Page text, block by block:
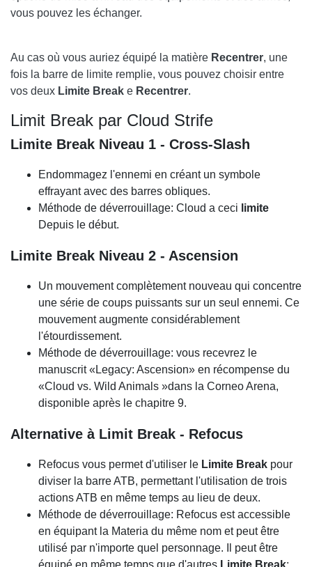
vous pouvez les échanger.
Au cas où vous auriez équipé la matière Recentrer, une
fois la barre de limite remplie, vous pouvez choisir entre
vos deux Limite Break e Recentrer.
Limit Break par Cloud Strife
Limite Break Niveau 1 - Cross-Slash
Endommagez l'ennemi en créant un symbole
effrayant avec des barres obliques.
Méthode de déverrouillage: Cloud a ceci limite
Depuis le début.
Limite Break Niveau 2 - Ascension
Un mouvement complètement nouveau qui concentre
une série de coups puissants sur un seul ennemi. Ce
mouvement augmente considérablement
l'étourdissement.
Méthode de déverrouillage: vous recevrez le
manuscrit «Legacy: Ascension» en récompense du
«Cloud vs. Wild Animals »dans la Corneo Arena,
disponible après le chapitre 9.
Alternative à Limit Break - Refocus
Refocus vous permet d'utiliser le Limite Break pour
diviser la barre ATB, permettant l'utilisation de trois
actions ATB en même temps au lieu de deux.
Méthode de déverrouillage: Refocus est accessible
en équipant la Materia du même nom et peut être
utilisé par n'importe quel personnage. Il peut être